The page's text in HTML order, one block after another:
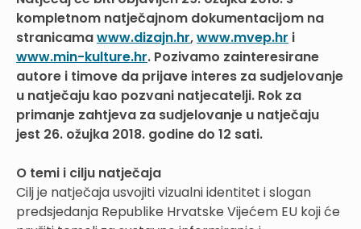
kompletnom natječajnom dokumentacijom na
stranicamawww.dizajn.hr,www.mvep.hr i
www.min-kulture.hr. Pozivamo zainteresirane
autore i timove da prijave interes za sudjelovanje
u natječaju kao pozvani natjecatelji. Rok za
primanje zahtjeva za sudjelovanje u natječaju
jest 26. ožujka 2018. godine do 12 sati.
O temi i cilju natječaja
Cilj je natječaja usvojiti vizualni identitet i slogan
predsjedanja Republike Hrvatske Vijećem EU koji će